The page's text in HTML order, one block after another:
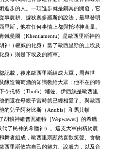
進步的人。一項進步就是銅具的開發，它
事農耕。據狄奧多羅斯的說法，最早發明
里斯，他在任何事情上都與托特神商量。
鐵曼圖（Khentiamentu）是歐西里斯神的
神（權威的化身）當了歐西里斯的上埃及
身）則是下埃及的將軍。
記載，後來歐西里斯組成大軍，周遊世
釀造葡萄酒的知識教給大眾；他不在的時
令托特（Thoth）輔佐。伊西絲是歐西里
們還在母親子宮時就已經相愛了。與歐西
的兒子阿努比斯（Anubis）和馬其頓
胡狼神維普瓦維特［Wepwawet］的希臘
代了民神的希臘神）。這支大軍由精於農
舞者組成，歐西里斯顯然喜歡笑聲、食物
西里斯依靠自己的魅力、說服力，以及音